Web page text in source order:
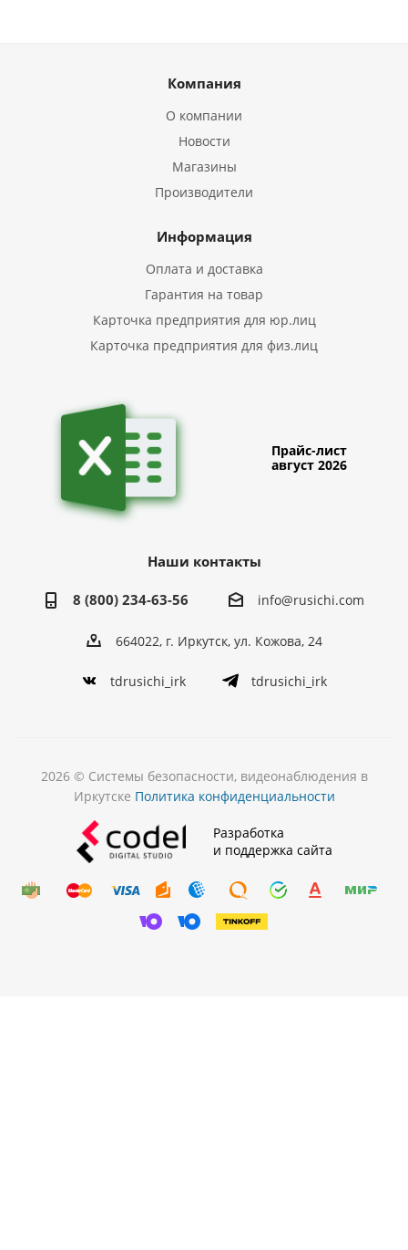
Компания
О компании
Новости
Магазины
Производители
Информация
Оплата и доставка
Гарантия на товар
Карточка предприятия для юр.лиц
Карточка предприятия для физ.лиц
Прайс-лист
август 2026
Наши контакты
8 (800) 234-63-56 info@rusichi.com
664022, г. Иркутск, ул. Кожова, 24
tdrusichi_irk tdrusichi_irk
2026 © Системы безопасности, видеонаблюдения в
Иркутске Политика конфиденциальности
Разработка
и поддержка сайта